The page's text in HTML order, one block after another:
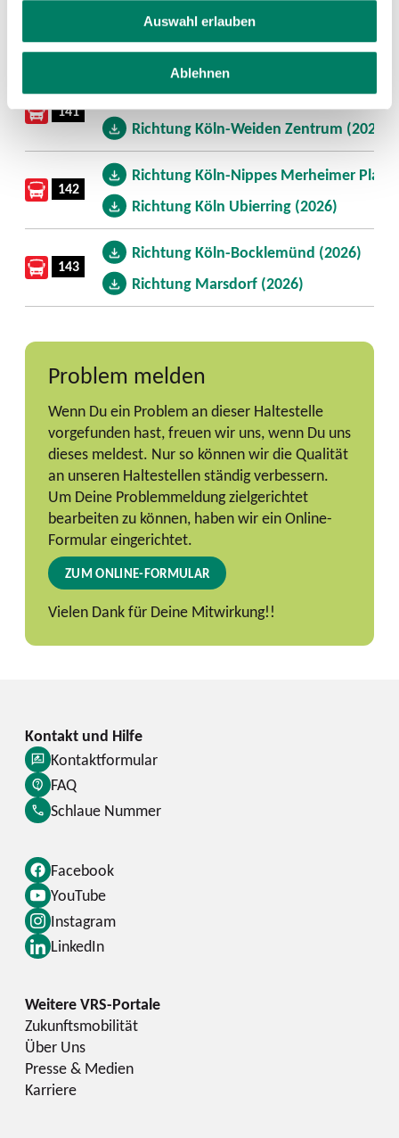
Auswahl erlauben
Ablehnen
Aushang-Fahrpläne
Linie Download
141
Richtung Bocklemünd (2026)
Richtung Köln-Weiden Zentrum (2026)
142
Richtung Köln-Nippes Merheimer Platz
Richtung Köln Ubierring (2026)
143
Richtung Köln-Bocklemünd (2026)
Richtung Marsdorf (2026)
Problem melden
Wenn Du ein Problem an dieser Haltestelle
vorgefunden hast, freuen wir uns, wenn Du uns
dieses meldest. Nur so können wir die Qualität
an unseren Haltestellen ständig verbessern.
Um Deine Problemmeldung zielgerichtet
bearbeiten zu können, haben wir ein Online-
Formular eingerichtet.
ZUM ONLINE-FORMULAR
Vielen Dank für Deine Mitwirkung!!
Facebook
YouTube
Instagram
LinkedIn
Kontaktformular
FAQ
Schlaue Nummer
Zukunftsmobilität
Über Uns
Presse & Medien
Karriere